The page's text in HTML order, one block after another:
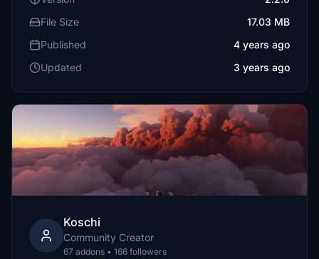
File Size
17.03 MB
Published
4 years ago
Updated
3 years ago
Koschi
Community Creator
67 addons • 166 followers